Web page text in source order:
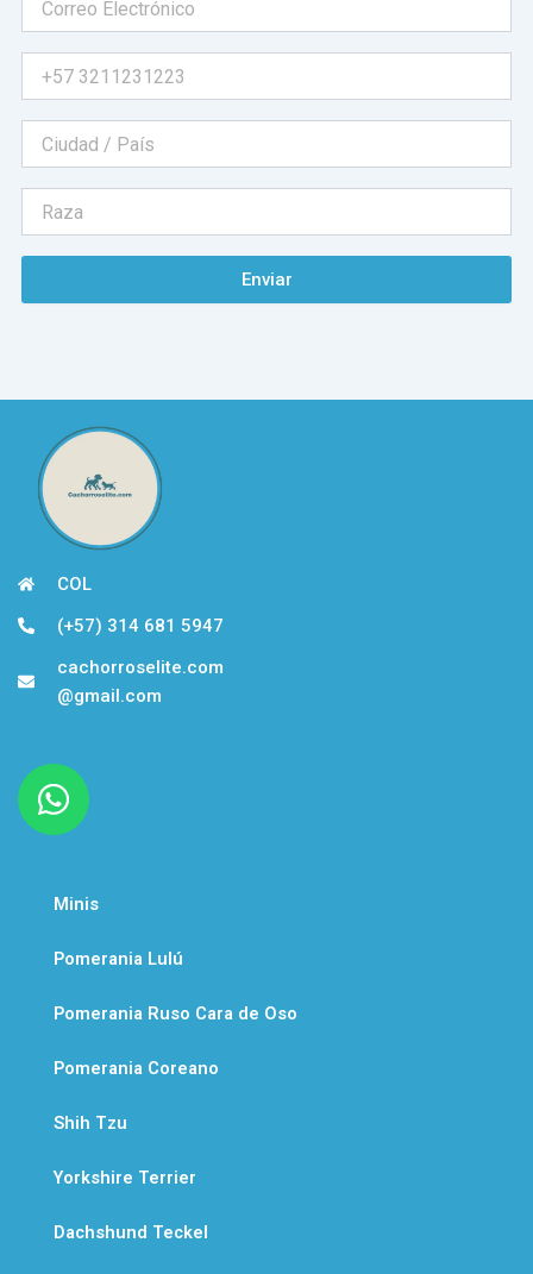
Enviar
COL
(+57) 314 681 5947
cachorroselite.com
@gmail.com
W
h
t
s
a
p
p
Minis
Pomerania Lulú
Pomerania Ruso Cara de Oso
Pomerania Coreano
Shih Tzu
Yorkshire Terrier
Dachshund Teckel